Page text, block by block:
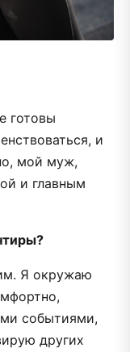
готовы
и
мой муж,
и главным
Я окружаю
событиями,
других